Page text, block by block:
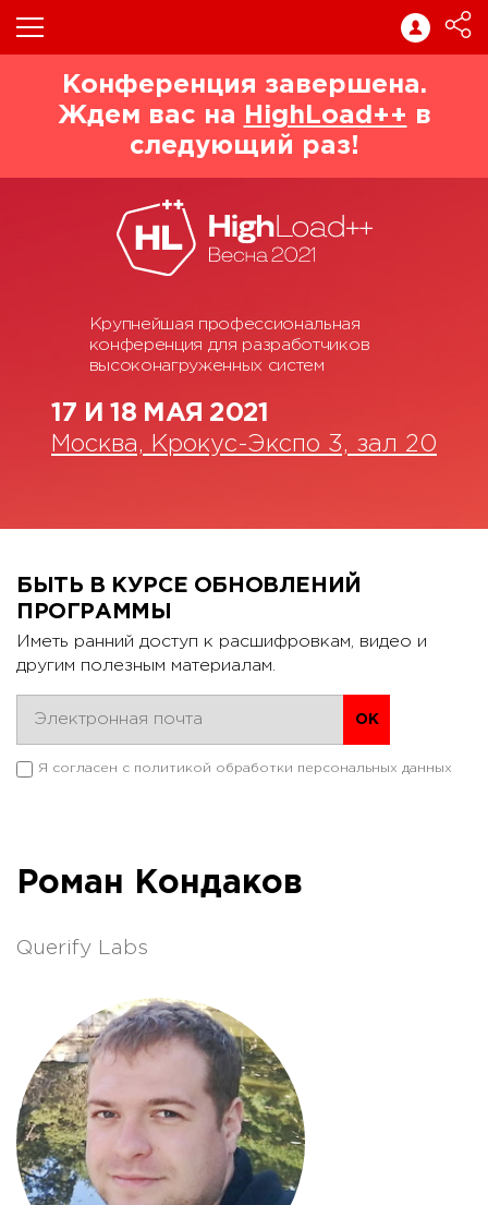
Конференция завершена.
Ждем вас на
HighLoad++ в
следующий раз!
Крупнейшая профессиональная
конференция для разработчиков
высоконагруженных систем
17 И 18 МАЯ 2021
Москва, Крокус-Экспо 3, зал 20
Роман Кондаков
Querify Labs
БЫТЬ В КУРСЕ ОБНОВЛЕНИЙ
ПРОГРАММЫ
Иметь ранний доступ к расшифровкам, видео и
другим полезным материалам.
Я согласен с политикой обработки персональных данных